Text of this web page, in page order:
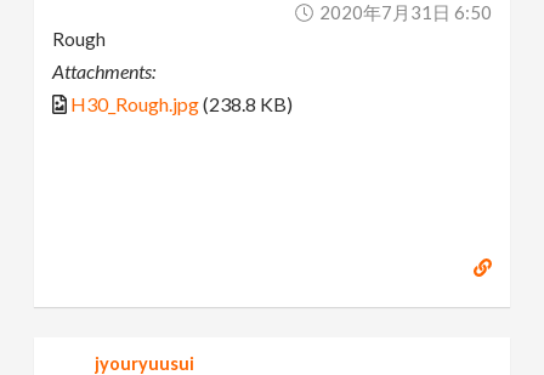
2020年7月31日 6:50
Rough
Attachments:
H30_Rough.jpg(238.8 KB)
jyouryuusui